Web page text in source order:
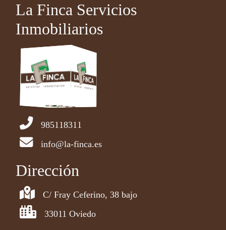
La Finca Servicios
Inmobiliarios
985118311
info@la-finca.es
Dirección
C/ Fray Ceferino, 38 bajo
33011 Oviedo